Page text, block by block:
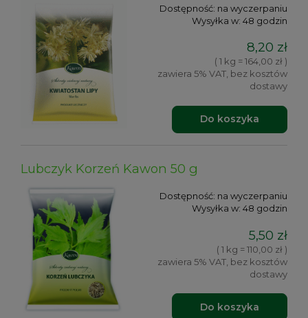
Dostępność: na wyczerpaniu
Wysyłka w: 48 godzin
8,20 zł
( 1 kg = 164,00 zł )
zawiera 5% VAT, bez kosztów
dostawy
Do koszyka
Lubczyk Korzeń Kawon 50 g
Dostępność: na wyczerpaniu
Wysyłka w: 48 godzin
5,50 zł
( 1 kg = 110,00 zł )
zawiera 5% VAT, bez kosztów
dostawy
Do koszyka